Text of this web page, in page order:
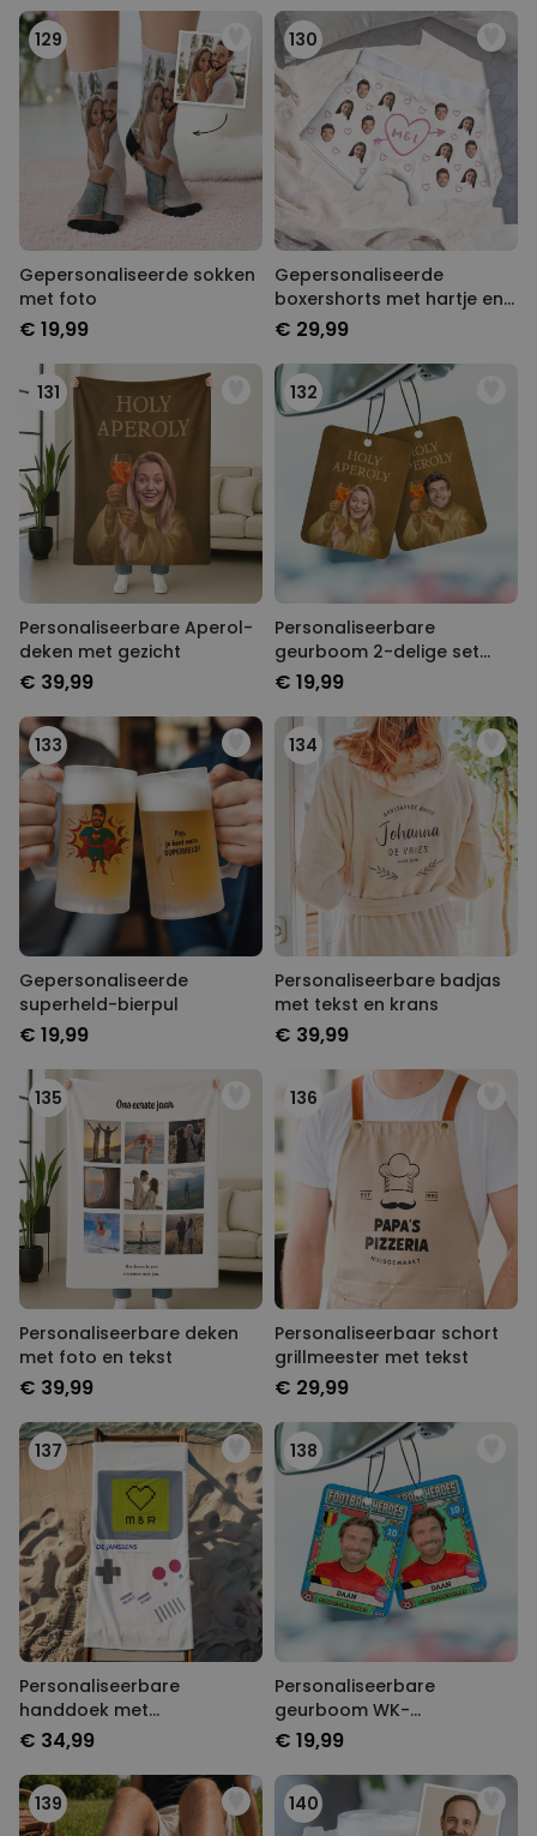
129
Gepersonaliseerde sokken
met foto
€ 19,99
130
Gepersonaliseerde
boxershorts met hartje en
initialen
€ 29,99
131
Personaliseerbare Aperol-
deken met gezicht
€ 39,99
132
Personaliseerbare
geurboom 2-delige set
Aperol-design met gezicht
€ 19,99
133
Gepersonaliseerde
superheld-bierpul
€ 19,99
134
Personaliseerbare badjas
met tekst en krans
€ 39,99
135
Personaliseerbare deken
met foto en tekst
€ 39,99
136
Personaliseerbaar schort
grillmeester met tekst
€ 29,99
137
Personaliseerbare
handdoek met
gameconsole en tekst
€ 34,99
138
Personaliseerbare
geurboom WK-
verzamelsticker met foto
€ 19,99
139 140